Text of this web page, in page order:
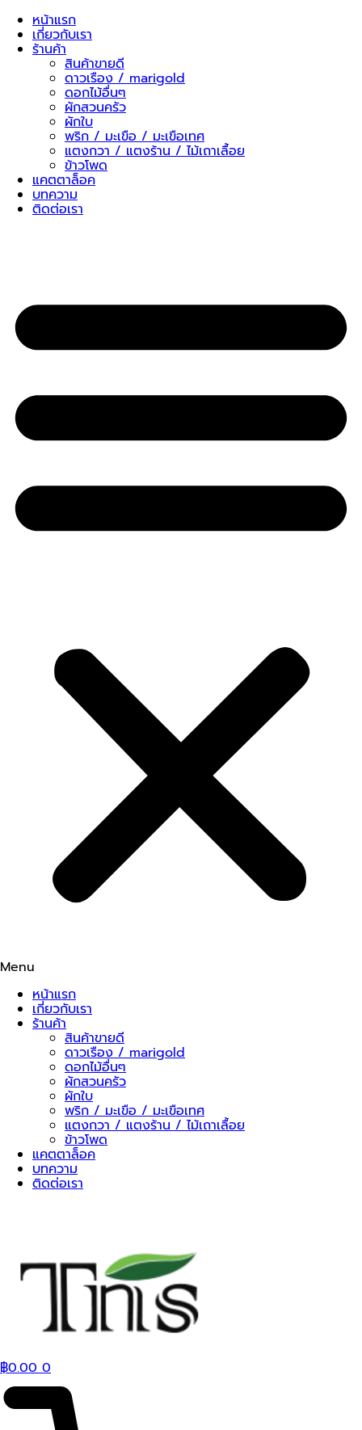
Skip
content
หน้าแรก
เกี่ยวกับเรา
ร้านค้า
สินค้าขายดี
ดาวเรือง / marigold
ดอกไม้อื่นๆ
ผักสวนครัว
ผักใบ
พริก / มะเขือ / มะเขือเทศ
แตงกวา / แตงร้าน / ไม้เถาเลื้อย
ข้าวโพด
แคตตาล็อค
บทความ
ติดต่อเรา
Menu
หน้าแรก
เกี่ยวกับเรา
ร้านค้า
สินค้าขายดี
ดาวเรือง / marigold
ดอกไม้อื่นๆ
ผักสวนครัว
ผักใบ
พริก / มะเขือ / มะเขือเทศ
แตงกวา / แตงร้าน / ไม้เถาเลื้อย
ข้าวโพด
แคตตาล็อค
บทความ
ติดต่อเรา
฿0.00 0